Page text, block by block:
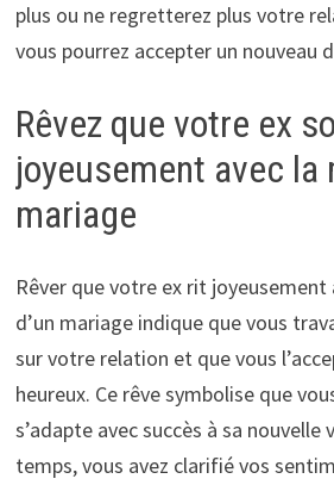
plus ou ne regretterez plus votre
vous pourrez accepter un nouveau
Rêvez que votre ex
joyeusement avec la
mariage
Rêver que votre ex rit joyeusement
d’un mariage indique que vous
sur votre relation et que vous
heureux. Ce rêve symbolise que
s’adapte avec succès à sa nouvelle
temps, vous avez clarifié vos